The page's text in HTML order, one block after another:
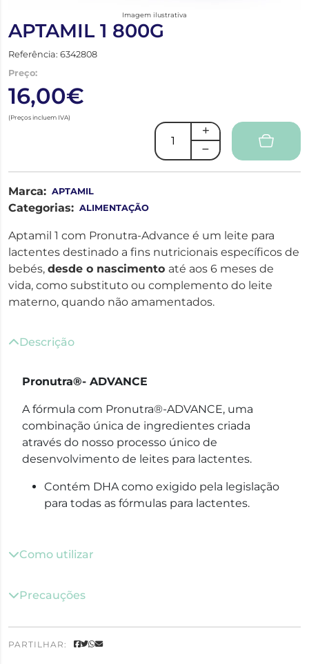
Imagem ilustrativa
APTAMIL 1 800G
Referência: 6342808
Preço:
16,00€
(Preços incluem IVA)
Marca: APTAMIL
Categorias: ALIMENTAÇÃO
Aptamil 1 com Pronutra-Advance é um leite para
lactentes destinado a fins nutricionais específicos de
bebés, desde o nascimento até aos 6 meses de
vida, como substituto ou complemento do leite
materno, quando não amamentados.
Descrição
Pronutra®- ADVANCE
A fórmula com Pronutra®‑ADVANCE, uma
combinação única de ingredientes criada
através do nosso processo único de
desenvolvimento de leites para lactentes.
Contém DHA como exigido pela legislação
para todas as fórmulas para lactentes.
Como utilizar
Precauções
PARTILHAR: